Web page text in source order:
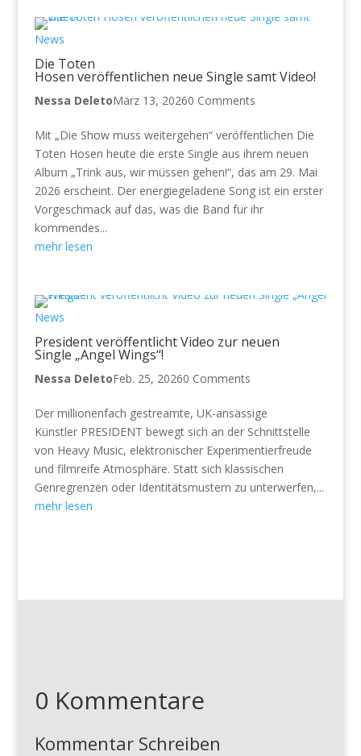
News
Die Toten
Hosen veröffentlichen neue Single samt Video!
Nessa DeletoMärz 13, 20260 Comments
Mit „Die Show muss weitergehen“ veröffentlichen Die
Toten Hosen heute die erste Single aus ihrem neuen
Album „Trink aus, wir müssen gehen!“, das am 29. Mai
2026 erscheint. Der energiegeladene Song ist ein erster
Vorgeschmack auf das, was die Band für ihr
kommendes...
mehr lesen
News
President veröffentlicht Video zur neuen
Single „Angel Wings“!
Nessa DeletoFeb. 25, 20260 Comments
Der millionenfach gestreamte, UK-ansässige
Künstler PRESIDENT bewegt sich an der Schnittstelle
von Heavy Music, elektronischer Experimentierfreude
und filmreife Atmosphäre. Statt sich klassischen
Genregrenzen oder Identitätsmustern zu unterwerfen,...
mehr lesen
0 Kommentare
Kommentar Schreiben